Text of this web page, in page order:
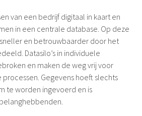
van een bedrijf digitaal in kaart en
in een centrale database. Op deze
en betrouwbaarder door het
Datasilo’s in individuele
en maken de weg vrij voor
Gegevens hoeft slechts
te worden ingevoerd en is